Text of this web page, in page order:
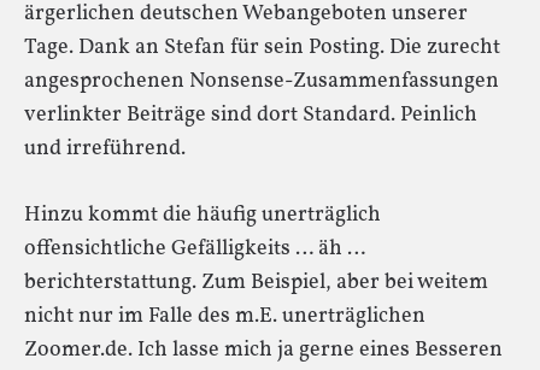
ärgerlichen deutschen Webangeboten unserer
Tage. Dank an Stefan für sein Posting. Die zurecht
angesprochenen Nonsense-Zusammenfassungen
verlinkter Beiträge sind dort Standard. Peinlich
und irreführend.
Hinzu kommt die häufig unerträglich
offensichtliche Gefälligkeits … äh …
berichterstattung. Zum Beispiel, aber bei weitem
nicht nur im Falle des m.E. unerträglichen
Zoomer.de. Ich lasse mich ja gerne eines Besseren